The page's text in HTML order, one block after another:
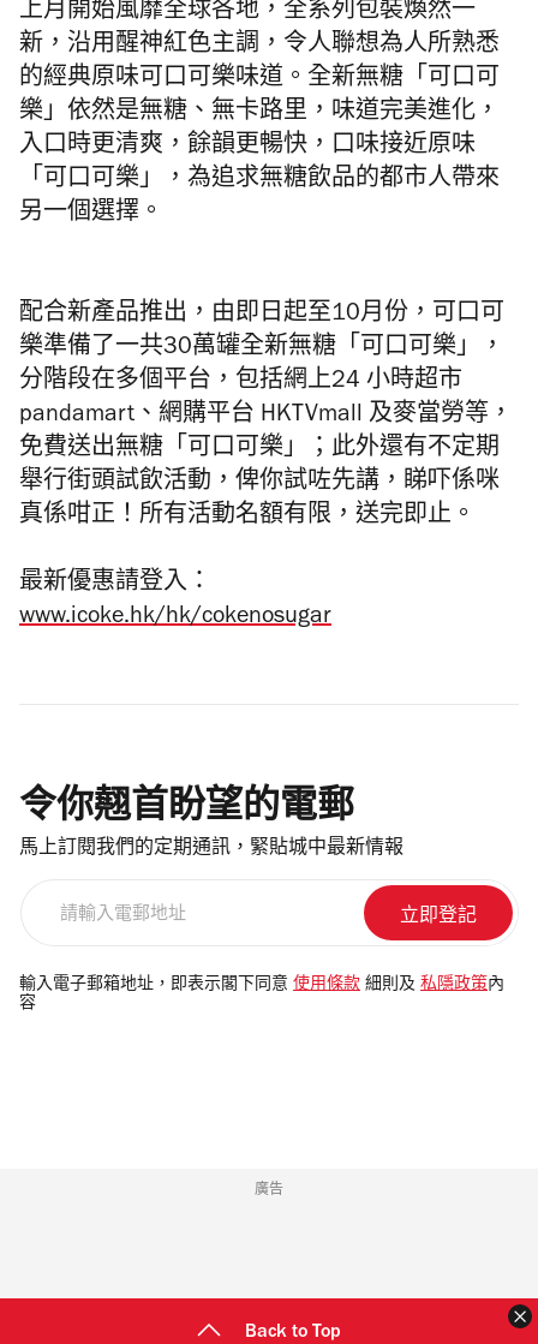
上月開始風靡全球各地，全系列包裝煥然一
新，沿用醒神紅色主調，令人聯想為人所熟悉
的經典原味可口可樂味道。全新無糖「可口可
樂」依然是無糖、無卡路里，味道完美進化，
入口時更清爽，餘韻更暢快，口味接近原味
「可口可樂」，為追求無糖飲品的都市人帶來
另一個選擇。
配合新產品推出，由即日起至10月份，可口可
樂準備了一共30萬罐全新無糖「可口可樂」，
分階段在多個平台，包括網上24 小時超市
pandamart、網購平台 HKTVmall 及麥當勞等，
免費送出無糖「可口可樂」；此外還有不定期
舉行街頭試飲活動，俾你試咗先講， 睇吓係咪
真係咁正！所有活動名額有限，送完即止。
最新優惠請登入：
www.icoke.hk/hk/cokenosugar
令你翹首盼望的電郵
馬上訂閱我們的定期通訊，緊貼城中最新情報
電
郵
輸入電子郵箱地址，即表示閣下同意 使用條款 細則及 私隱政策 內
容
廣告
Back to Top